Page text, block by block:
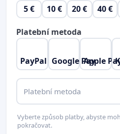
5 € 10 € 20 € 40 €
Platební metoda
PayPal Google Pay
Apple
Platební metoda
Vyberte způsob platby, abyste
pokračovat.